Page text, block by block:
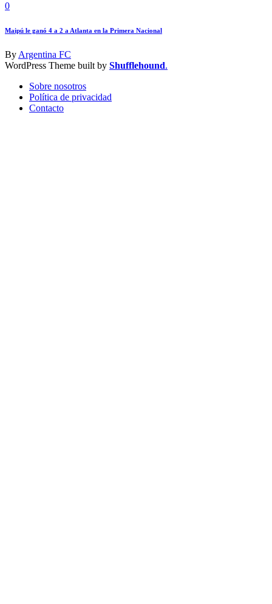
0
Maipú le ganó 4 a 2 a Atlanta en la Primera Nacional
By Argentina FC
WordPress Theme built by Shufflehound.
Sobre nosotros
Política de privacidad
Contacto